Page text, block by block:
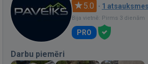
5.0 · 1 atsauksmes
Bija vietnē: Pirms 3 dienām
PRO
Darbu piemēri